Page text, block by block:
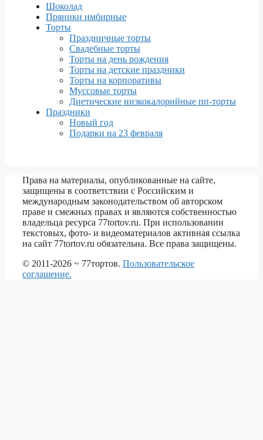
Шоколад
Пряники имбирные
Торты
Праздничные торты
Свадебные торты
Торты на день рождения
Торты на детские праздники
Торты на корпоративы
Муссовые торты
Диетические низкокалорийные пп-торты
Праздники
Новый год
Подарки на 23 февраля
Права на материалы, опубликованные на сайте,
защищены в соответствии с Российским и
международным законодательством об авторском
праве и смежных правах и являются собственностью
владельца ресурса 77tortov.ru. При использовании
текстовых, фото- и видеоматериалов активная ссылка
на сайт 77tortov.ru обязательна. Все права защищены.
© 2011-2026 ~ 77тортов. Пользовательское
соглашение.